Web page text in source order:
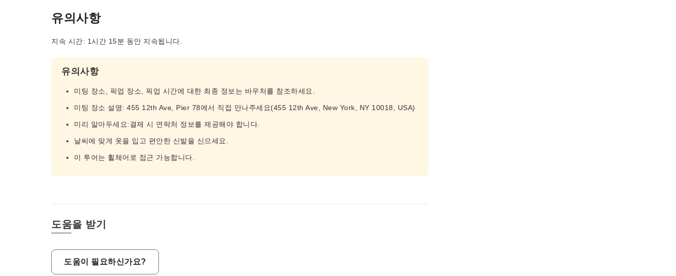
유의사항
지속 시간: 1시간 15분 동안 지속됩니다.
유의사항
미팅 장소, 픽업 장소, 픽업 시간에 대한 최종 정보는 바우처를 참조하세요.
미팅 장소 설명: 455 12th Ave, Pier 78에서 직접 만나주세요(455 12th Ave, New York, NY 10018, USA)
미리 알아두세요:결제 시 연락처 정보를 제공해야 합니다.
날씨에 맞게 옷을 입고 편안한 신발을 신으세요.
이 투어는 휠체어로 접근 가능합니다.
도움을 받기
도움이 필요하신가요?